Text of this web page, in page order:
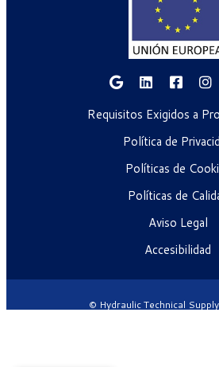
Requisitos Exigidos a
Política de
Políticas de
Políticas de
Aviso Legal
Accesibilidad
© Hydraulic Technical